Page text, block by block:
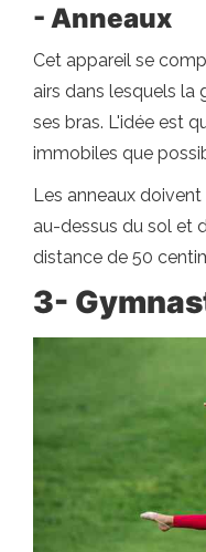
- Anneaux
Cet appareil se
airs dans lesquels
ses bras. L'idée est
immobiles que
Les anneaux
au-dessus du sol et
distance de 50
3-